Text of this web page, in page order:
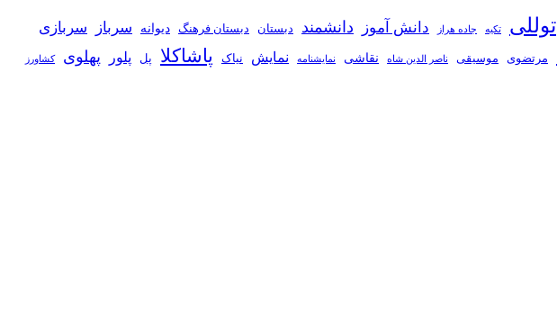
توللی تکیه جاده هراز دانش آموز دانشمند دبستان دبستان فرهنگ دیوانه سرباز سربازی
مرتضوی موسیقی ناصر الدین شاه نقاشی نمايشنامه نمایش نیاک پاشاکلا پل پلور پهلوی کشاورز